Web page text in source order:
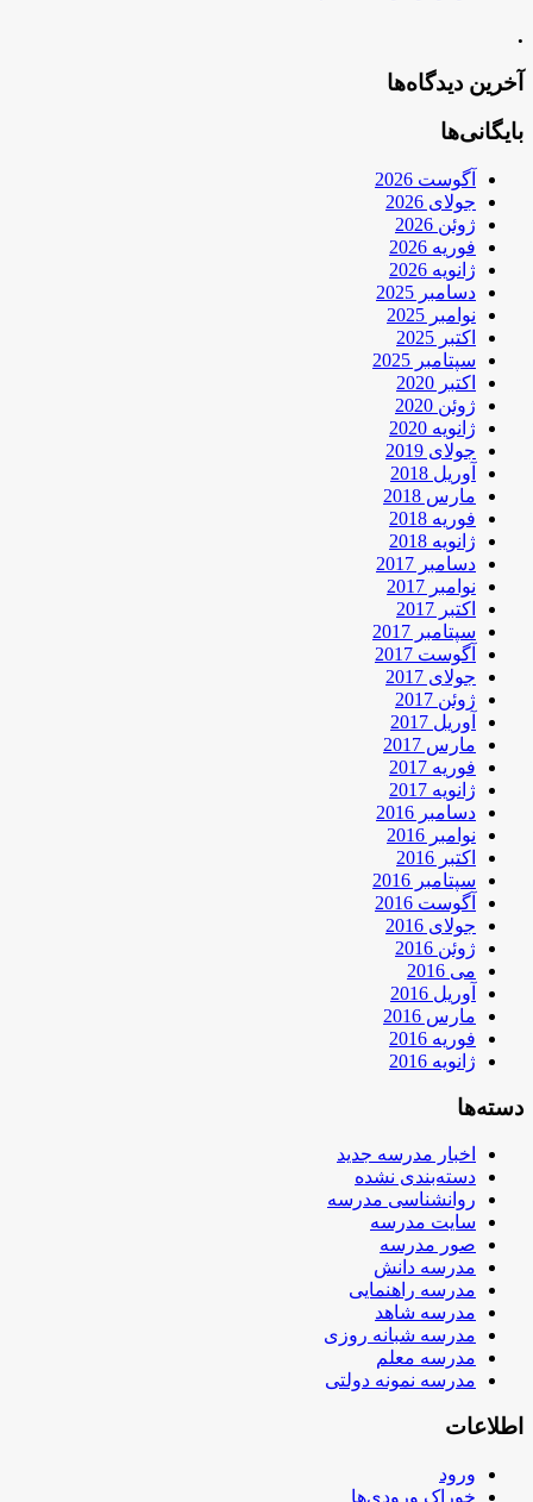
.
آخرین دیدگاه‌ها
بایگانی‌ها
آگوست 2026
جولای 2026
ژوئن 2026
فوریه 2026
ژانویه 2026
دسامبر 2025
نوامبر 2025
اکتبر 2025
سپتامبر 2025
اکتبر 2020
ژوئن 2020
ژانویه 2020
جولای 2019
آوریل 2018
مارس 2018
فوریه 2018
ژانویه 2018
دسامبر 2017
نوامبر 2017
اکتبر 2017
سپتامبر 2017
آگوست 2017
جولای 2017
ژوئن 2017
آوریل 2017
مارس 2017
فوریه 2017
ژانویه 2017
دسامبر 2016
نوامبر 2016
اکتبر 2016
سپتامبر 2016
آگوست 2016
جولای 2016
ژوئن 2016
می 2016
آوریل 2016
مارس 2016
فوریه 2016
ژانویه 2016
دسته‌ها
اخبار مدرسه جدید
دسته‌بندی نشده
روانشناسی مدرسه
سایت مدرسه
صور مدرسه
مدرسه دانش
مدرسه راهنمایی
مدرسه شاهد
مدرسه شبانه روزی
مدرسه معلم
مدرسه نمونه دولتی
اطلاعات
ورود
خوراک ورودی‌ها